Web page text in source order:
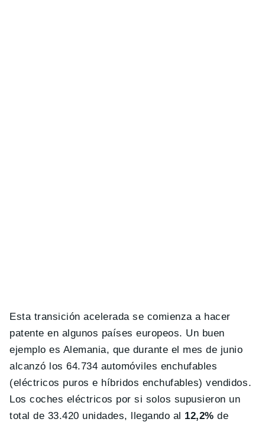
Esta transición acelerada se comienza a hacer
patente en algunos países europeos. Un buen
ejemplo es Alemania, que durante el mes de junio
alcanzó los 64.734 automóviles enchufables
(eléctricos puros e híbridos enchufables) vendidos.
Los coches eléctricos por si solos supusieron un
total de 33.420 unidades, llegando al 12,2% de